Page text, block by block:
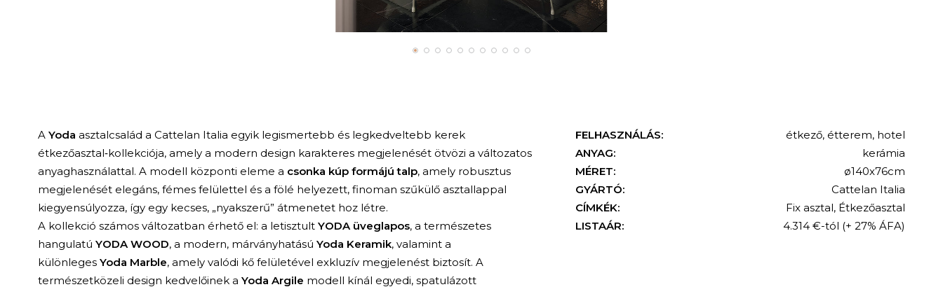
A Yoda asztalcsalád a Cattelan Italia egyik legismertebb és legkedveltebb kerek
étkezőasztal‑kollekciója, amely a modern design karakteres megjelenését ötvözi a változatos
anyaghasználattal. A modell központi eleme a csonka kúp formájú talp, amely robusztus
megjelenését elegáns, fémes felülettel és a fölé helyezett, finoman szűkülő asztallappal
kiegyensúlyozza, így egy kecses, „nyakszerű” átmenetet hoz létre.
A kollekció számos változatban érhető el: a letisztult YODA üveglapos, a természetes
hangulatú YODA WOOD, a modern, márványhatású Yoda Keramik, valamint a
különleges Yoda Marble, amely valódi kő felületével exkluzív megjelenést biztosít. A
természetközeli design kedvelőinek a Yoda Argile modell kínál egyedi, spatulázott
FELHASZNÁLÁS: étkező, étterem, hotel
ANYAG:
kerámia
MÉRET:
ø140x76cm
GYÁRTÓ:
Cattelan Italia
CÍMKÉK:
Fix asztal, Étkezőasztal
LISTAÁR:
4.314 €-tól (+ 27% ÁFA)